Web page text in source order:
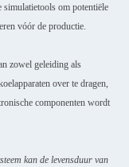
om potentiële
vóór de productie.
zowel geleiding als
over te dragen,
componenten wordt
kan de levensduur van